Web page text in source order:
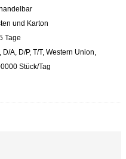
und Karton
Tage
D/A, D/P, T/T, Western Union,
Stück/Tag